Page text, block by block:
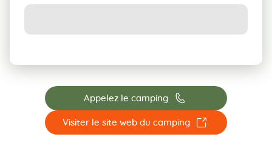
Appelez le camping 📞
Visiter le site web du camping ☐